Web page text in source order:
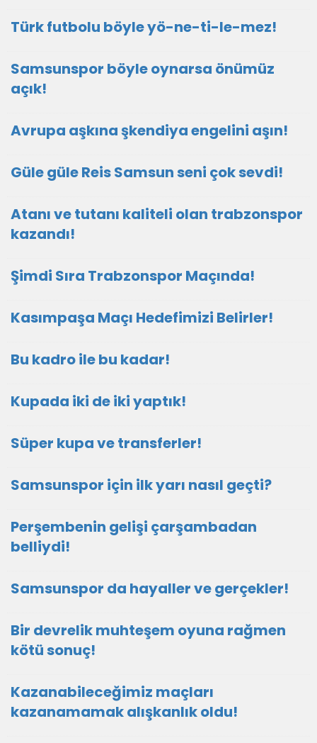
Türk futbolu böyle yö-ne-ti-le-mez!
Samsunspor böyle oynarsa önümüz
açık!
Avrupa aşkına şkendiya engelini aşın!
Güle güle Reis Samsun seni çok sevdi!
Atanı ve tutanı kaliteli olan trabzonspor
kazandı!
Şimdi Sıra Trabzonspor Maçında!
Kasımpaşa Maçı Hedefimizi Belirler!
Bu kadro ile bu kadar!
Kupada iki de iki yaptık!
Süper kupa ve transferler!
Samsunspor için ilk yarı nasıl geçti?
Perşembenin gelişi çarşambadan
belliydi!
Samsunspor da hayaller ve gerçekler!
Bir devrelik muhteşem oyuna rağmen
kötü sonuç!
Kazanabileceğimiz maçları
kazanamamak alışkanlık oldu!